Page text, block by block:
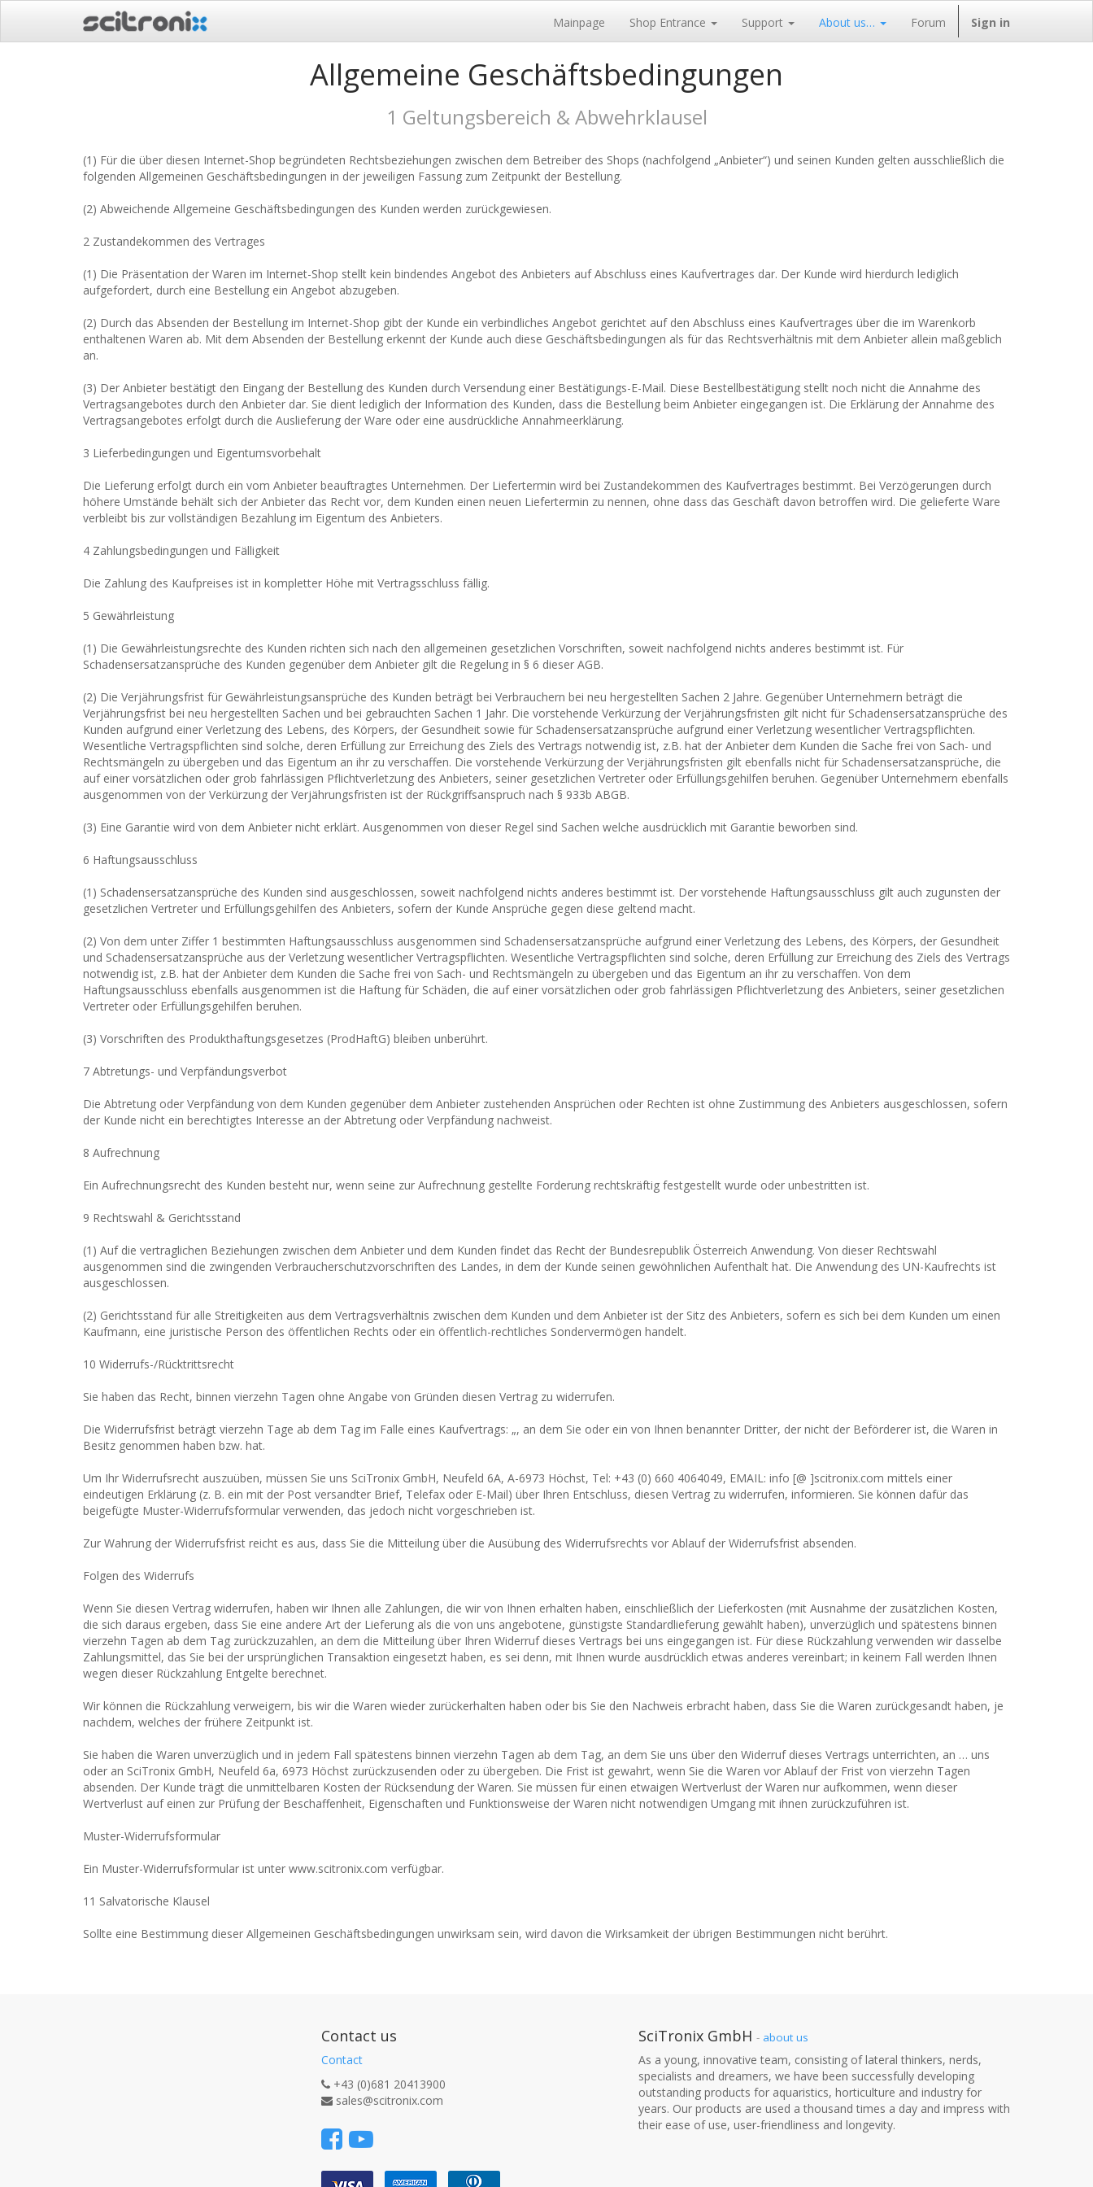
Mainpage Shop Entrance Support About us… Forum Sign in
Allgemeine Geschäftsbedingungen
1 Geltungsbereich & Abwehrklausel
(1) Für die über diesen Internet-Shop begründeten Rechtsbeziehungen zwischen dem Betreiber des Shops (nachfolgend „Anbieter“) und seinen Kunden gelten ausschließlich die
folgenden Allgemeinen Geschäftsbedingungen in der jeweiligen Fassung zum Zeitpunkt der Bestellung.
(2) Abweichende Allgemeine Geschäftsbedingungen des Kunden werden zurückgewiesen.
2 Zustandekommen des Vertrages
(1) Die Präsentation der Waren im Internet-Shop stellt kein bindendes Angebot des Anbieters auf Abschluss eines Kaufvertrages dar. Der Kunde wird hierdurch lediglich
aufgefordert, durch eine Bestellung ein Angebot abzugeben.
(2) Durch das Absenden der Bestellung im Internet-Shop gibt der Kunde ein verbindliches Angebot gerichtet auf den Abschluss eines Kaufvertrages über die im Warenkorb
enthaltenen Waren ab. Mit dem Absenden der Bestellung erkennt der Kunde auch diese Geschäftsbedingungen als für das Rechtsverhältnis mit dem Anbieter allein maßgeblich
an.
(3) Der Anbieter bestätigt den Eingang der Bestellung des Kunden durch Versendung einer Bestätigungs-E-Mail. Diese Bestellbestätigung stellt noch nicht die Annahme des
Vertragsangebotes durch den Anbieter dar. Sie dient lediglich der Information des Kunden, dass die Bestellung beim Anbieter eingegangen ist. Die Erklärung der Annahme des
Vertragsangebotes erfolgt durch die Auslieferung der Ware oder eine ausdrückliche Annahmeerklärung.
3 Lieferbedingungen und Eigentumsvorbehalt
Die Lieferung erfolgt durch ein vom Anbieter beauftragtes Unternehmen. Der Liefertermin wird bei Zustandekommen des Kaufvertrages bestimmt. Bei Verzögerungen durch
höhere Umstände behält sich der Anbieter das Recht vor, dem Kunden einen neuen Liefertermin zu nennen, ohne dass das Geschäft davon betroffen wird. Die gelieferte Ware
verbleibt bis zur vollständigen Bezahlung im Eigentum des Anbieters.
4 Zahlungsbedingungen und Fälligkeit
Die Zahlung des Kaufpreises ist in kompletter Höhe mit Vertragsschluss fällig.
5 Gewährleistung
(1) Die Gewährleistungsrechte des Kunden richten sich nach den allgemeinen gesetzlichen Vorschriften, soweit nachfolgend nichts anderes bestimmt ist. Für
Schadensersatzansprüche des Kunden gegenüber dem Anbieter gilt die Regelung in § 6 dieser AGB.
(2) Die Verjährungsfrist für Gewährleistungsansprüche des Kunden beträgt bei Verbrauchern bei neu hergestellten Sachen 2 Jahre. Gegenüber Unternehmern beträgt die
Verjährungsfrist bei neu hergestellten Sachen und bei gebrauchten Sachen 1 Jahr. Die vorstehende Verkürzung der Verjährungsfristen gilt nicht für Schadensersatzansprüche des
Kunden aufgrund einer Verletzung des Lebens, des Körpers, der Gesundheit sowie für Schadensersatzansprüche aufgrund einer Verletzung wesentlicher Vertragspflichten.
Wesentliche Vertragspflichten sind solche, deren Erfüllung zur Erreichung des Ziels des Vertrags notwendig ist, z.B. hat der Anbieter dem Kunden die Sache frei von Sach- und
Rechtsmängeln zu übergeben und das Eigentum an ihr zu verschaffen. Die vorstehende Verkürzung der Verjährungsfristen gilt ebenfalls nicht für Schadensersatzansprüche, die
auf einer vorsätzlichen oder grob fahrlässigen Pflichtverletzung des Anbieters, seiner gesetzlichen Vertreter oder Erfüllungsgehilfen beruhen. Gegenüber Unternehmern ebenfalls
ausgenommen von der Verkürzung der Verjährungsfristen ist der Rückgriffsanspruch nach § 933b ABGB.
(3) Eine Garantie wird von dem Anbieter nicht erklärt. Ausgenommen von dieser Regel sind Sachen welche ausdrücklich mit Garantie beworben sind.
6 Haftungsausschluss
(1) Schadensersatzansprüche des Kunden sind ausgeschlossen, soweit nachfolgend nichts anderes bestimmt ist. Der vorstehende Haftungsausschluss gilt auch zugunsten der
gesetzlichen Vertreter und Erfüllungsgehilfen des Anbieters, sofern der Kunde Ansprüche gegen diese geltend macht.
(2) Von dem unter Ziffer 1 bestimmten Haftungsausschluss ausgenommen sind Schadensersatzansprüche aufgrund einer Verletzung des Lebens, des Körpers, der Gesundheit
und Schadensersatzansprüche aus der Verletzung wesentlicher Vertragspflichten. Wesentliche Vertragspflichten sind solche, deren Erfüllung zur Erreichung des Ziels des Vertrags
notwendig ist, z.B. hat der Anbieter dem Kunden die Sache frei von Sach- und Rechtsmängeln zu übergeben und das Eigentum an ihr zu verschaffen. Von dem
Haftungsausschluss ebenfalls ausgenommen ist die Haftung für Schäden, die auf einer vorsätzlichen oder grob fahrlässigen Pflichtverletzung des Anbieters, seiner gesetzlichen
Vertreter oder Erfüllungsgehilfen beruhen.
(3) Vorschriften des Produkthaftungsgesetzes (ProdHaftG) bleiben unberührt.
7 Abtretungs- und Verpfändungsverbot
Die Abtretung oder Verpfändung von dem Kunden gegenüber dem Anbieter zustehenden Ansprüchen oder Rechten ist ohne Zustimmung des Anbieters ausgeschlossen, sofern
der Kunde nicht ein berechtigtes Interesse an der Abtretung oder Verpfändung nachweist.
8 Aufrechnung
Ein Aufrechnungsrecht des Kunden besteht nur, wenn seine zur Aufrechnung gestellte Forderung rechtskräftig festgestellt wurde oder unbestritten ist.
9 Rechtswahl & Gerichtsstand
(1) Auf die vertraglichen Beziehungen zwischen dem Anbieter und dem Kunden findet das Recht der Bundesrepublik Österreich Anwendung. Von dieser Rechtswahl
ausgenommen sind die zwingenden Verbraucherschutzvorschriften des Landes, in dem der Kunde seinen gewöhnlichen Aufenthalt hat. Die Anwendung des UN-Kaufrechts ist
ausgeschlossen.
(2) Gerichtsstand für alle Streitigkeiten aus dem Vertragsverhältnis zwischen dem Kunden und dem Anbieter ist der Sitz des Anbieters, sofern es sich bei dem Kunden um einen
Kaufmann, eine juristische Person des öffentlichen Rechts oder ein öffentlich-rechtliches Sondervermögen handelt.
10 Widerrufs-/Rücktrittsrecht
Sie haben das Recht, binnen vierzehn Tagen ohne Angabe von Gründen diesen Vertrag zu widerrufen.
Die Widerrufsfrist beträgt vierzehn Tage ab dem Tag im Falle eines Kaufvertrags: „, an dem Sie oder ein von Ihnen benannter Dritter, der nicht der Beförderer ist, die Waren in
Besitz genommen haben bzw. hat.
Um Ihr Widerrufsrecht auszuüben, müssen Sie uns SciTronix GmbH, Neufeld 6A, A-6973 Höchst, Tel: +43 (0) 660 4064049, EMAIL: info [@ ]scitronix.com mittels einer
eindeutigen Erklärung (z. B. ein mit der Post versandter Brief, Telefax oder E-Mail) über Ihren Entschluss, diesen Vertrag zu widerrufen, informieren. Sie können dafür das
beigefügte Muster-Widerrufsformular verwenden, das jedoch nicht vorgeschrieben ist.
Zur Wahrung der Widerrufsfrist reicht es aus, dass Sie die Mitteilung über die Ausübung des Widerrufsrechts vor Ablauf der Widerrufsfrist absenden.
Folgen des Widerrufs
Wenn Sie diesen Vertrag widerrufen, haben wir Ihnen alle Zahlungen, die wir von Ihnen erhalten haben, einschließlich der Lieferkosten (mit Ausnahme der zusätzlichen Kosten,
die sich daraus ergeben, dass Sie eine andere Art der Lieferung als die von uns angebotene, günstigste Standardlieferung gewählt haben), unverzüglich und spätestens binnen
vierzehn Tagen ab dem Tag zurückzuzahlen, an dem die Mitteilung über Ihren Widerruf dieses Vertrags bei uns eingegangen ist. Für diese Rückzahlung verwenden wir dasselbe
Zahlungsmittel, das Sie bei der ursprünglichen Transaktion eingesetzt haben, es sei denn, mit Ihnen wurde ausdrücklich etwas anderes vereinbart; in keinem Fall werden Ihnen
wegen dieser Rückzahlung Entgelte berechnet.
Wir können die Rückzahlung verweigern, bis wir die Waren wieder zurückerhalten haben oder bis Sie den Nachweis erbracht haben, dass Sie die Waren zurückgesandt haben, je
nachdem, welches der frühere Zeitpunkt ist.
Sie haben die Waren unverzüglich und in jedem Fall spätestens binnen vierzehn Tagen ab dem Tag, an dem Sie uns über den Widerruf dieses Vertrags unterrichten, an … uns
oder an SciTronix GmbH, Neufeld 6a, 6973 Höchst zurückzusenden oder zu übergeben. Die Frist ist gewahrt, wenn Sie die Waren vor Ablauf der Frist von vierzehn Tagen
absenden. Der Kunde trägt die unmittelbaren Kosten der Rücksendung der Waren. Sie müssen für einen etwaigen Wertverlust der Waren nur aufkommen, wenn dieser
Wertverlust auf einen zur Prüfung der Beschaffenheit, Eigenschaften und Funktionsweise der Waren nicht notwendigen Umgang mit ihnen zurückzuführen ist.
Muster-Widerrufsformular
Ein Muster-Widerrufsformular ist unter www.scitronix.com verfügbar.
11 Salvatorische Klausel
Sollte eine Bestimmung dieser Allgemeinen Geschäftsbedingungen unwirksam sein, wird davon die Wirksamkeit der übrigen Bestimmungen nicht berührt.
Contact us
Contact
+43 (0)681 20413900
sales@scitronix.com
SciTronix GmbH - about us
As a young, innovative team, consisting of lateral thinkers, nerds,
specialists and dreamers, we have been successfully developing
outstanding products for aquaristics, horticulture and industry for
years. Our products are used a thousand times a day and impress with
their ease of use, user-friendliness and longevity.